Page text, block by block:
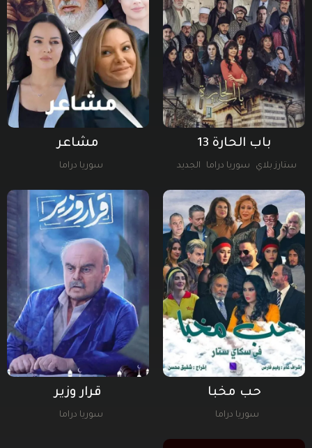
باب الحارة 13
ستارز بلاي سوريا دراما
الجديد
مشاعر
سوريا دراما
حب مخبا
سوريا دراما
قرار وزير
سوريا دراما